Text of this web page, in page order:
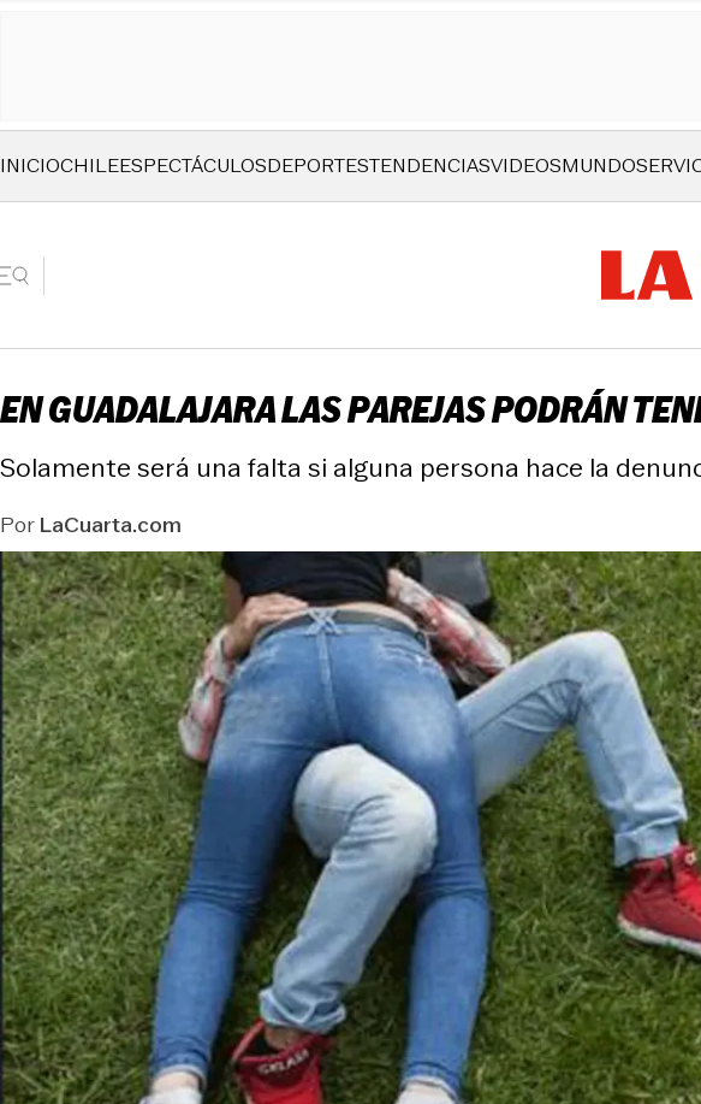
INICIOCHILEESPECTÁCULOSDEPORTESTENDENCIASVIDEOSMUNDO
EN GUADALAJARA LAS PAREJAS PODRÁN
Solamente será una falta si alguna persona hace la
PorLaCuarta.com